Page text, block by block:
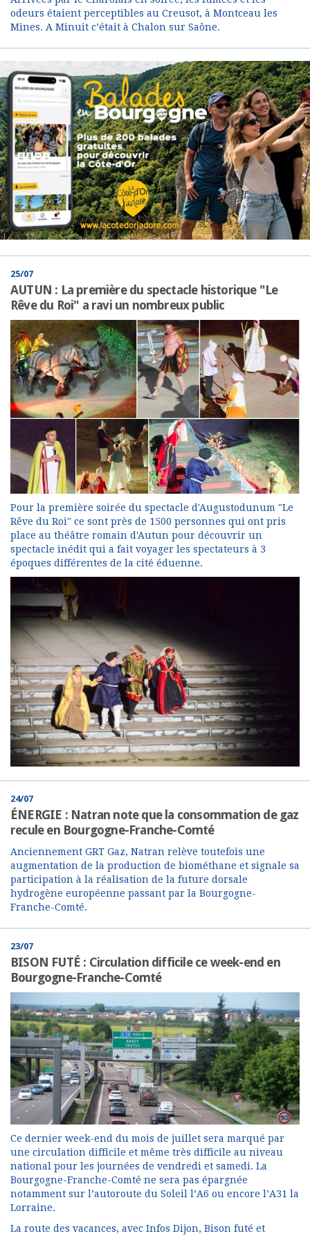
odeurs étaient perceptibles au Creusot, à Montceau les
Mines. A Minuit c’était à Chalon sur Saône.
25/07
AUTUN : La première du spectacle historique "Le
Rêve du Roi" a ravi un nombreux public
Pour la première soirée du spectacle d'Augustodunum "Le
Rêve du Roi" ce sont près de 1500 personnes qui ont pris
place au théâtre romain d'Autun pour découvrir un
spectacle inédit qui a fait voyager les spectateurs à 3
époques différentes de la cité éduenne.
24/07
ÉNERGIE : Natran note que la consommation de gaz
recule en Bourgogne-Franche-Comté
Anciennement GRT Gaz, Natran relève toutefois une
augmentation de la production de biométhane et signale sa
participation à la réalisation de la future dorsale
hydrogène européenne passant par la Bourgogne-
Franche-Comté.
23/07
BISON FUTÉ : Circulation difficile ce week-end en
Bourgogne-Franche-Comté
Ce dernier week-end du mois de juillet sera marqué par
une circulation difficile et même très difficile au niveau
national pour les journées de vendredi et samedi. La
Bourgogne-Franche-Comté ne sera pas épargnée
notamment sur l’autoroute du Soleil l’A6 ou encore l’A31 la
Lorraine.
La route des vacances, avec Infos Dijon, Bison futé et